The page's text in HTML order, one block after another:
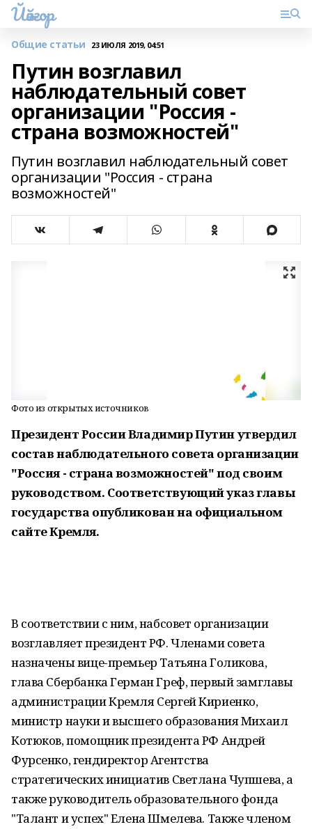
Йәйғор
Общие статьи 23 ИЮЛЯ 2019, 04:51
Путин возглавил
наблюдательный совет
организации "Россия -
страна возможностей"
Путин возглавил наблюдательный совет
организации "Россия - страна
возможностей"
Фото из открытых источников
Президент России Владимир Путин утвердил
состав наблюдательного совета организации
"Россия - страна возможностей" под своим
руководством. Соответствующий указ главы
государства опубликован на официальном
сайте Кремля.
В соответствии с ним, набсовет организации
возглавляет президент РФ. Членами совета
назначены вице-премьер Татьяна Голикова,
глава Сбербанка Герман Греф, первый замглавы
администрации Кремля Сергей Кириенко,
министр науки и высшего образования Михаил
Котюков, помощник президента РФ Андрей
Фурсенко, гендиректор Агентства
стратегических инициатив Светлана Чупшева, а
также руководитель образовательного фонда
"Талант и успех" Елена Шмелева. Также членом